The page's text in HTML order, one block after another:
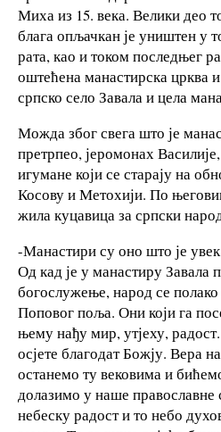
Миха из 15. века. Велики део
блага опљачкан је уништен у
рата, као и током последњег
оштећена манастирска црква
српско село Завала и цела
Можда због свега што је
претрпео, јеромонах
игумане који се старају на
Косову и Метохији. По
жила куцавица за српски
-Манастири су оно што је
Од кад је у манастиру Завала
богослужење, народ се полако
Поповог поља. Они који га
њему нађу мир, утјеху,
осјете благодат Божју. Вера
останемо ту вековима и
долазимо у наше православне
небеску радост и то небо